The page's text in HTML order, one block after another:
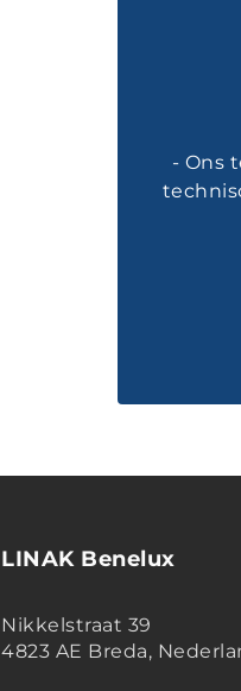
- Ons
LINAK Benelux
Nikkelstraat 39
4823 AE Breda,